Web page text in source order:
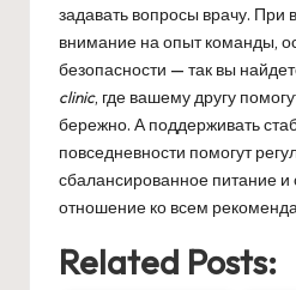
задавать вопросы врачу.
внимание на опыт команды,
безопасности — так вы
clinic, где вашему другу
бережно. А поддерживать
повседневности помогут
сбалансированное питание и
отношение ко всем
Related Posts: